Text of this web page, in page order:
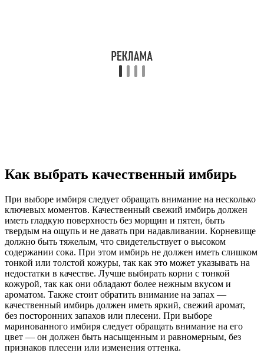
Как выбрать качественный имбирь
При выборе имбиря следует обращать внимание на несколько
ключевых моментов. Качественный свежий имбирь должен
иметь гладкую поверхность без морщин и пятен, быть
твердым на ощупь и не давать при надавливании. Корневище
должно быть тяжелым, что свидетельствует о высоком
содержании сока. При этом имбирь не должен иметь слишком
тонкой или толстой кожуры, так как это может указывать на
недостатки в качестве. Лучше выбирать корни с тонкой
кожурой, так как они обладают более нежным вкусом и
ароматом. Также стоит обратить внимание на запах —
качественный имбирь должен иметь яркий, свежий аромат,
без посторонних запахов или плесени. При выборе
маринованного имбиря следует обращать внимание на его
цвет — он должен быть насыщенным и равномерным, без
признаков плесени или изменения оттенка.